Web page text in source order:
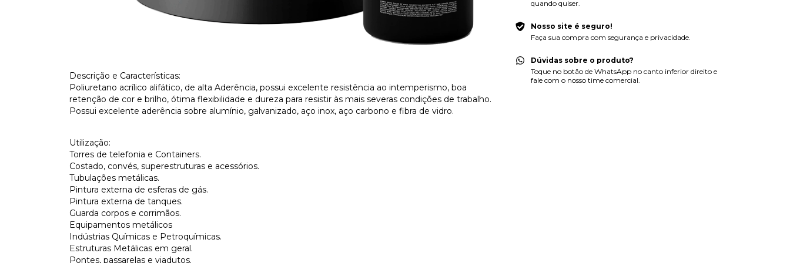
Descrição e Características:
Poliuretano acrílico alifático, de alta Aderência, possui excelente resistência ao intemperismo, boa
retenção de cor e brilho, ótima flexibilidade e dureza para resistir às mais severas condições de trabalho.
Possui excelente aderência sobre alumínio, galvanizado, aço inox, aço carbono e fibra de vidro.
Utilização:
Torres de telefonia e Containers.
Costado, convés, superestruturas e acessórios.
Tubulações metálicas.
Pintura externa de esferas de gás.
Pintura externa de tanques.
Guarda corpos e corrimãos.
Equipamentos metálicos
Indústrias Químicas e Petroquímicas.
Estruturas Metálicas em geral.
Pontes, passarelas e viadutos.
quando quiser.
Nosso site é seguro!
Faça sua compra com segurança e privacidade.
Dúvidas sobre o produto?
Toque no botão de WhatsApp no canto inferior direito e
fale com o nosso time comercial.